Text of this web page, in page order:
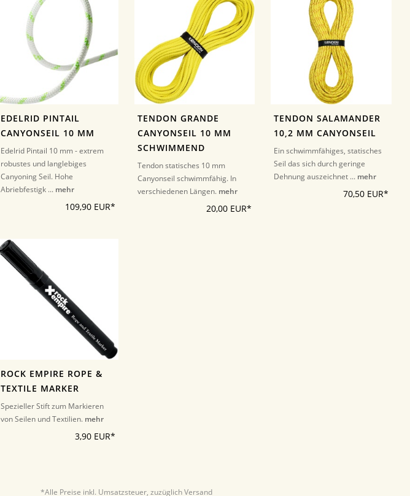
EDELRID PINTAIL
CANYONSEIL 10 MM
Edelrid Pintail 10 mm - extrem
robustes und langlebiges
Canyoning Seil. Hohe
Abriebfestigk ... mehr
109,90 EUR*
TENDON GRANDE
CANYONSEIL 10 MM
SCHWIMMEND
Tendon statisches 10 mm
Canyonseil schwimmfähig. In
verschiedenen Längen. mehr
20,00 EUR*
TENDON SALAMANDER
10,2 MM CANYONSEIL
Ein schwimmfähiges, statisches
Seil das sich durch geringe
Dehnung auszeichnet ... mehr
70,50 EUR*
ROCK EMPIRE ROPE &
TEXTILE MARKER
Spezieller Stift zum Markieren
von Seilen und Textilien. mehr
3,90 EUR*
*Alle Preise inkl. Umsatzsteuer, zuzüglich Versand